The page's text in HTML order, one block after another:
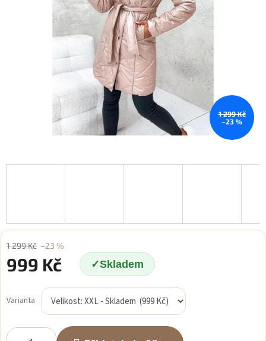
1 299 Kč
–23 %
1 299 Kč –23 %
999 Kč Skladem
cena:
Varianta